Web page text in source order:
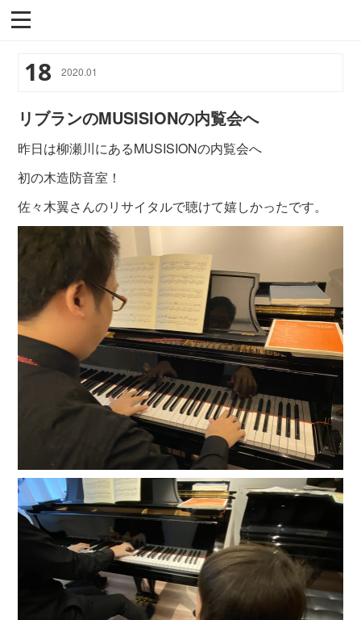
18 2020.01
リブランのMUSISIONの内覧会へ
昨日は柳瀬川にあるMUSISIONの内覧会へ
初の木造防音室！
佐々木翼さんのリサイタルで聴けて嬉しかったです。